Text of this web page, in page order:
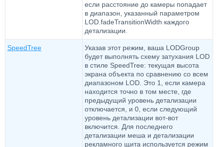
если расстояние до камеры попадает
в диапазон, указанный параметром
LOD.fadeTransitionWidth каждого
детализации.
SpeedTree
Указав этот режим, ваша LODGroup
будет выполнять схему затухания LOD
в стиле SpeedTree: текущая высота
экрана объекта по сравнению со всем
диапазоном LOD. Это 1, если камера
находится точно в том месте, где
предыдущий уровень детализации
отключается, и 0, если следующий
уровень детализации вот-вот
включится. Для последнего
детализации меша и детализации
рекламного щита используется режим